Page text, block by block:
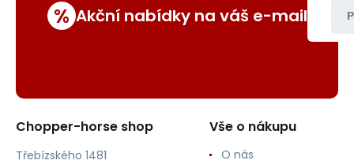
% Akční nabídky na váš e-mail
Chopper-horse shop
Třebízského 1481
Vše o nákupu
O nás